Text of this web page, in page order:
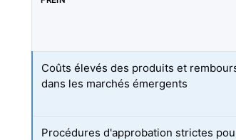
Coûts élevés des produits et
dans les marchés émergents
Procédures d'approbation strictes